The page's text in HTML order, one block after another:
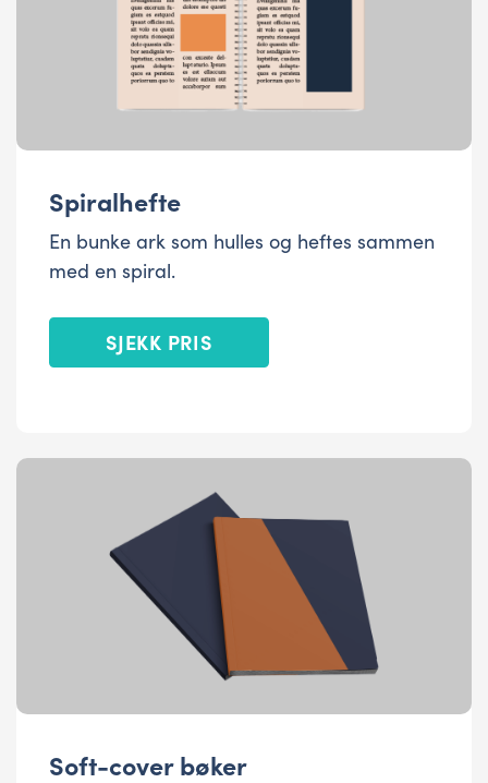
Spiralhefte
En bunke ark som hulles og heftes sammen
med en spiral.
SJEKK PRIS
Soft-cover bøker